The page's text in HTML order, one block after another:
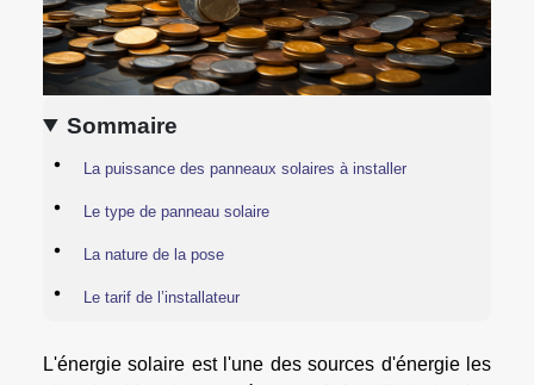
Sommaire
La puissance des panneaux solaires à installer
Le type de panneau solaire
La nature de la pose
Le tarif de l’installateur
L'énergie solaire est l'une des sources d'énergie les